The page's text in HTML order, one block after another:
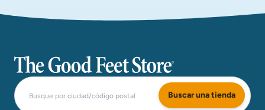
The Good Feet Store
Buscar una tienda